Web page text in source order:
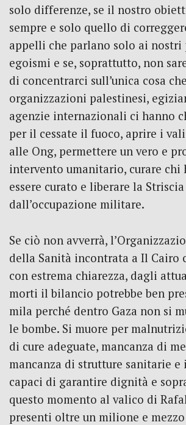
solo differenze, se il nostro
sempre e solo quello di
appelli che parlano solo ai nostri
egoismi e se, soprattutto, non
di concentrarci sull’unica cosa
organizzazioni palestinesi,
agenzie internazionali ci hanno
per il cessate il fuoco, aprire i
alle Ong, permettere un vero e
intervento umanitario, curare chi
essere curato e liberare la Striscia
dall’occupazione militare.
Se ciò non avverrà,
della Sanità incontrata a Il Cairo
con estrema chiarezza, dagli
morti il bilancio potrebbe ben
mila perché dentro Gaza non si
le bombe. Si muore per
di cure adeguate, mancanza di
mancanza di strutture sanitarie
capaci di garantire dignità e
questo momento al valico di
presenti oltre un milione e